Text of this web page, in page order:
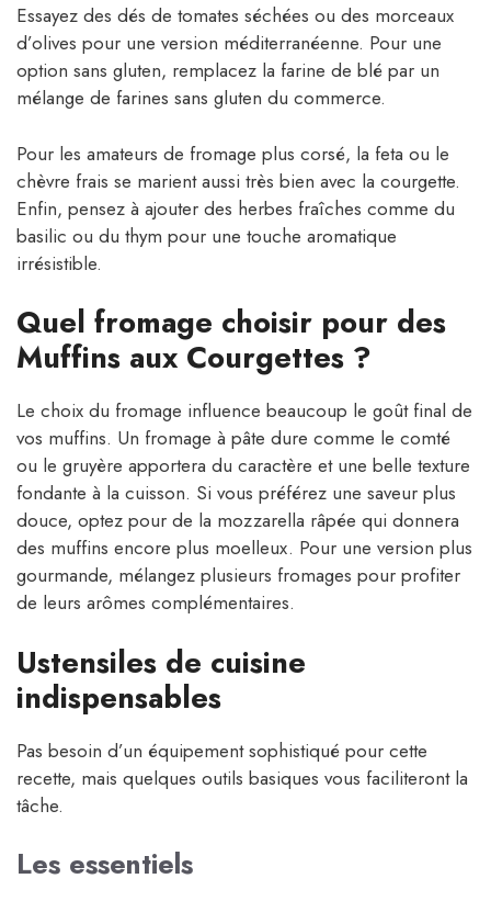
Essayez des dés de tomates séchées ou des morceaux
d’olives pour une version méditerranéenne. Pour une
option sans gluten, remplacez la farine de blé par un
mélange de farines sans gluten du commerce.
Pour les amateurs de fromage plus corsé, la feta ou le
chèvre frais se marient aussi très bien avec la courgette.
Enfin, pensez à ajouter des herbes fraîches comme du
basilic ou du thym pour une touche aromatique
irrésistible.
Quel fromage choisir pour des
Muffins aux Courgettes ?
Le choix du fromage influence beaucoup le goût final de
vos muffins. Un fromage à pâte dure comme le comté
ou le gruyère apportera du caractère et une belle texture
fondante à la cuisson. Si vous préférez une saveur plus
douce, optez pour de la mozzarella râpée qui donnera
des muffins encore plus moelleux. Pour une version plus
gourmande, mélangez plusieurs fromages pour profiter
de leurs arômes complémentaires.
Ustensiles de cuisine
indispensables
Pas besoin d’un équipement sophistiqué pour cette
recette, mais quelques outils basiques vous faciliteront la
tâche.
Les essentiels